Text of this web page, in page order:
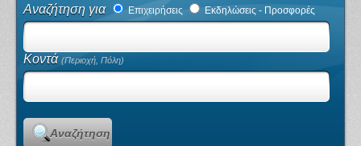
Αναζήτηση για Επιχειρήσεις Εκδηλώσεις - Προσφορές
Κοντά(Περιοχή, Πόλη)
Αναζήτηση